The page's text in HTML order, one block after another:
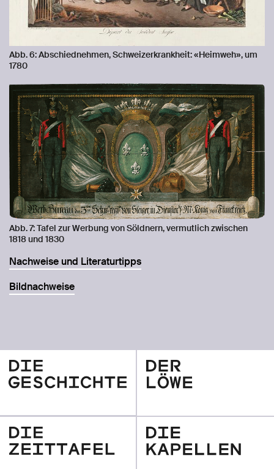
Abb. 6: Abschiednehmen, Schweizerkrankheit: «Heimweh», um
1780
Abb. 7: Tafel zur Werbung von Söldnern, vermutlich zwischen
1818 und 1830
Nachweise und Literaturtipps
Bildnachweise
Geschichte Löwe